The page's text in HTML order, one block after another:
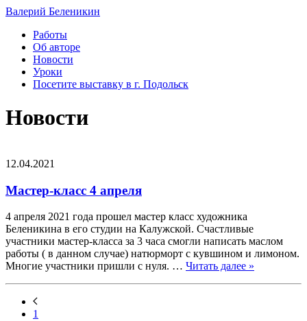
Валерий Беленикин
Работы
Об авторе
Новости
Уроки
Посетите выставку в г. Подольск
Новости
12.04.2021
Мастер-класс 4 апреля
4 апреля 2021 года прошел мастер класс художника
Беленикина в его студии на Калужской. Счастливые
участники мастер-класса за 3 часа смогли написать маслом
работы ( в данном случае) натюрморт с кувшином и лимоном.
Многие участники пришли с нуля. … Читать далее »
1